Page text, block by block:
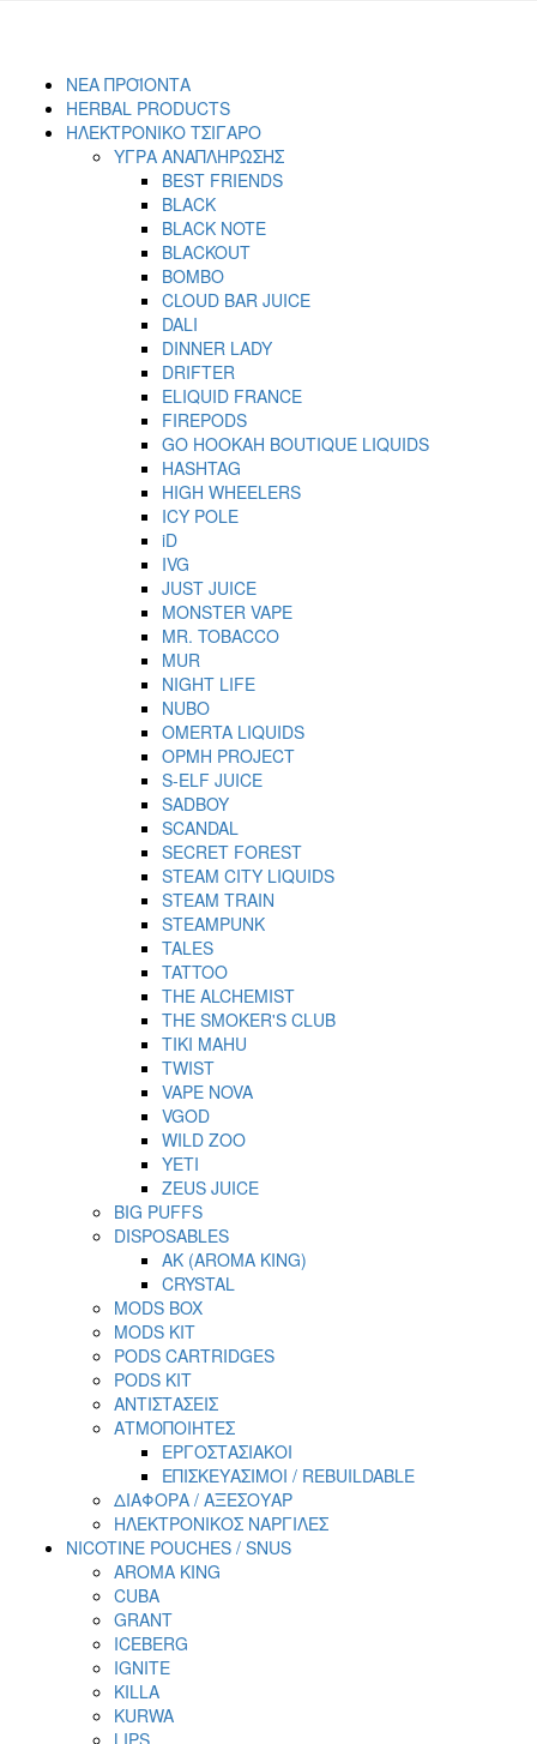
ΝΕΑ ΠΡΟΪΟΝΤΑ
HERBAL PRODUCTS
ΗΛΕΚΤΡΟΝΙΚΟ ΤΣΙΓΑΡΟ
ΥΓΡΑ ΑΝΑΠΛΗΡΩΣΗΣ
BEST FRIENDS
BLACK
BLACK NOTE
BLACKOUT
BOMBO
CLOUD BAR JUICE
DALI
DINNER LADY
DRIFTER
ELIQUID FRANCE
FIREPODS
GO HOOKAH BOUTIQUE LIQUIDS
HASHTAG
HIGH WHEELERS
ICY POLE
iD
IVG
JUST JUICE
MONSTER VAPE
MR. TOBACCO
MUR
NIGHT LIFE
NUBO
OMERTA LIQUIDS
OPMH PROJECT
S-ELF JUICE
SADBOY
SCANDAL
SECRET FOREST
STEAM CITY LIQUIDS
STEAM TRAIN
STEAMPUNK
TALES
TATTOO
THE ALCHEMIST
THE SMOKER'S CLUB
TIKI MAHU
TWIST
VAPE NOVA
VGOD
WILD ZOO
YETI
ZEUS JUICE
BIG PUFFS
DISPOSABLES
AK (AROMA KING)
CRYSTAL
MODS BOX
MODS KIT
PODS CARTRIDGES
PODS KIT
ΑΝΤΙΣΤΑΣΕΙΣ
ΑΤΜΟΠΟΙΗΤΕΣ
ΕΡΓΟΣΤΑΣΙΑΚΟΙ
ΕΠΙΣΚΕΥΑΣΙΜΟΙ / REBUILDABLE
ΔΙΑΦΟΡΑ / ΑΞΕΣΟΥΑΡ
ΗΛΕΚΤΡΟΝΙΚΟΣ ΝΑΡΓΙΛΕΣ
NICOTINE POUCHES / SNUS
AROMA KING
CUBA
GRANT
ICEBERG
IGNITE
KILLA
KURWA
LIPS